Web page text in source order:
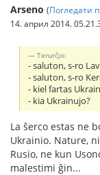
Arseno (Погледати
14. април 2014.
Terurĉjo:
- saluton, s-ro
- saluton, s-ro
- kiel fartas
- kia Ukrainujo?
La ŝerco estas ne
Ukrainio. Nature,
Rusio, ne kun
malestimi ĝin...